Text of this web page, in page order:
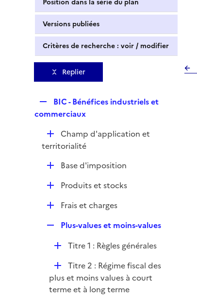
Position dans la série du plan
Versions publiées
Critères de recherche : voir / modifier
Replier
e
l
i
e
r
BIC - Bénéfices industriels et
commerciaux
D
é
Champ d'application et
territorialité
DBase d'imposition
D
e
Produits et stocks
D
l
i
e
r
Frais et charges
p
l
i
e
r
Plus-values et moins-values
D
l
i
Titre 1 : Règles générales
D
é
p
Titre 2 : Régime fiscal des
plus et moins values à court
terme et à long terme